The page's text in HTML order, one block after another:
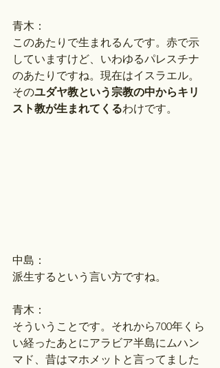
青木：
このあたりで生まれるんです。赤で示
していますけど、いわゆるパレスチナ
のあたりですね。現在はイスラエル。
そのユダヤ教という宗教の中からキリ
スト教が生まれてくるわけです。
中島：
派生するという言い方ですね。
青木：
そういうことです。それから700年くら
い経ったあとにアラビア半島にムハン
マド、昔はマホメットと言ってました